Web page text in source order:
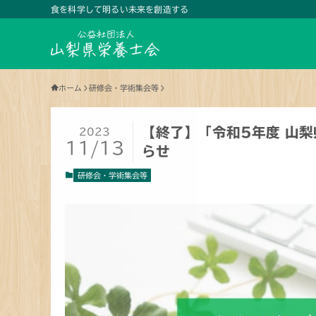
食を科学して明るい未来を創造する
ホーム 研修会・学術集会等
【終了】「令和5年度 山
らせ
2023
11/13
研修会・学術集会等